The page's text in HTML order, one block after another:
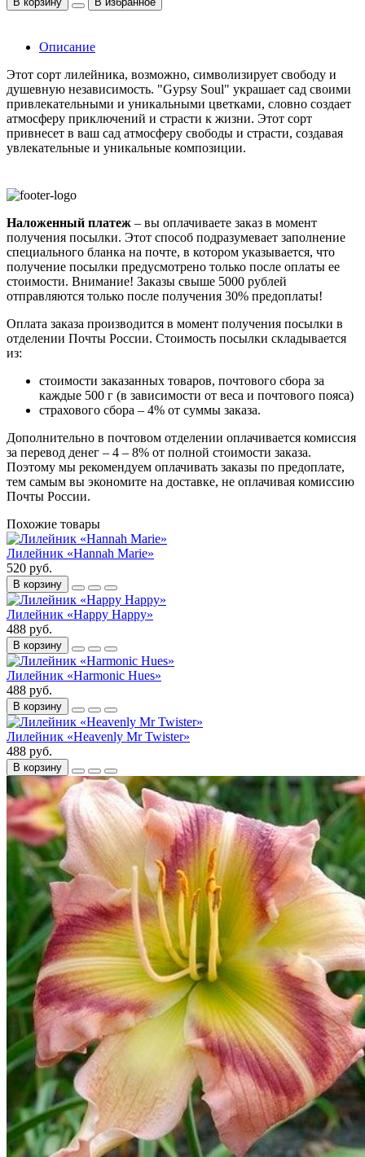
Описание
Этот сорт лилейника, возможно, символизирует свободу и
душевную независимость. "Gypsy Soul" украшает сад своими
привлекательными и уникальными цветками, словно создает
атмосферу приключений и страсти к жизни. Этот сорт
привнесет в ваш сад атмосферу свободы и страсти, создавая
увлекательные и уникальные композиции.
Наложенный платеж – вы оплачиваете заказ в момент
получения посылки. Этот способ подразумевает заполнение
специального бланка на почте, в котором указывается, что
получение посылки предусмотрено только после оплаты ее
стоимости. Внимание! Заказы свыше 5000 рублей
отправляются только после получения 30% предоплаты!
Оплата заказа производится в момент получения посылки в
отделении Почты России. Стоимость посылки складывается
из:
стоимости заказанных товаров, почтового сбора за
каждые 500 г (в зависимости от веса и почтового пояса)
страхового сбора – 4% от суммы заказа.
Дополнительно в почтовом отделении оплачивается комиссия
за перевод денег – 4 – 8% от полной стоимости заказа.
Поэтому мы рекомендуем оплачивать заказы по предоплате,
тем самым вы экономите на доставке, не оплачивая комиссию
Почты России.
Похожие товары
Лилейник «Hannah Marie»
520 руб.
В корзину
Лилейник «Happy Happy»
488 руб.
В корзину
Лилейник «Harmonic Hues»
488 руб.
В корзину
Лилейник «Heavenly Mr Twister»
488 руб.
В корзину